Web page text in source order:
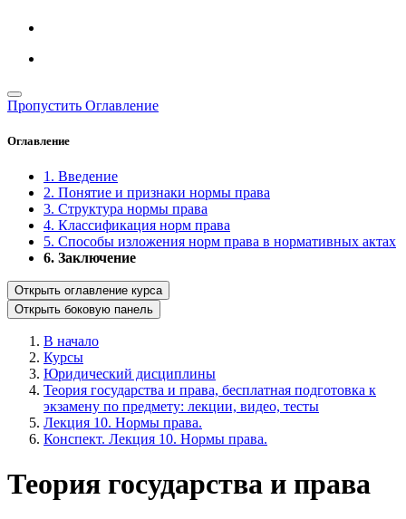
Пропустить Оглавление
Оглавление
1. Введение
2. Понятие и признаки нормы права
3. Структура нормы права
4. Классификация норм права
5. Способы изложения норм права в нормативных актах
6. Заключение
Открыть оглавление курса
Открыть боковую панель
В начало
Курсы
Юридический дисциплины
Теория государства и права, бесплатная подготовка к
экзамену по предмету: лекции, видео, тесты
Лекция 10. Нормы права.
Конспект. Лекция 10. Нормы права.
Теория государства и права